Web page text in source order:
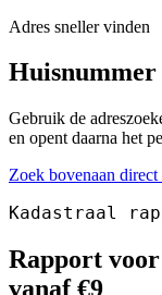
Adres sneller vinden
Huisnummer
Gebruik de
en opent daarna het
Zoek bovenaan direct
Kadastraal
Rapport
vanaf €9